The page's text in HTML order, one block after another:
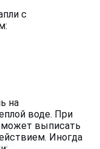
с
на
воде. При
может выписать
Иногда